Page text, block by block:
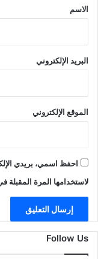
*
الاسم
البريد الإلكتروني
الموقع الإلكتروني
احفظ اسمي، بريدي
لاستخدامها المرة المقبلة
Follow Us